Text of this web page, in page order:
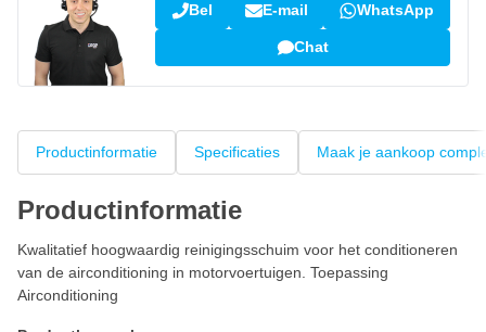
Bel E-mail WhatsApp
Chat
Productinformatie Specificaties Maak je aankoop
Productinformatie
Kwalitatief hoogwaardig reinigingsschuim voor het conditioneren
van de airconditioning in motorvoertuigen. Toepassing
Airconditioning